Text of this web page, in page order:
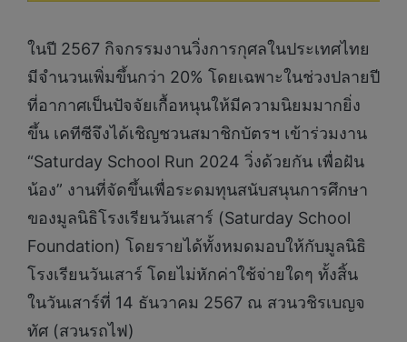
ในปี 2567 กิจกรรมงานวิ่งการกุศลในประเทศไทย
มีจำนวนเพิ่มขึ้นกว่า 20% โดยเฉพาะในช่วงปลายปี
ที่อากาศเป็นปัจจัยเกื้อหนุนให้มีความนิยมมากยิ่ง
ขึ้น เคทีซีจึงได้เชิญชวนสมาชิกบัตรฯ เข้าร่วมงาน
“Saturday School Run 2024 วิ่งด้วยกัน เพื่อฝัน
น้อง” งานที่จัดขึ้นเพื่อระดมทุนสนับสนุนการศึกษา
ของมูลนิธิโรงเรียนวันเสาร์ (Saturday School
Foundation) โดยรายได้ทั้งหมดมอบให้กับมูลนิธิ
โรงเรียนวันเสาร์ โดยไม่หักค่าใช้จ่ายใดๆ ทั้งสิ้น
ในวันเสาร์ที่ 14 ธันวาคม 2567 ณ สวนวชิรเบญจ
ทัศ (สวนรถไฟ)